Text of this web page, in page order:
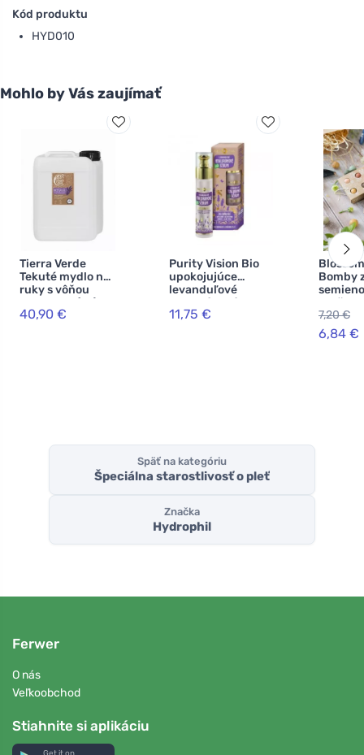
Kód produktu
HYD010
Mohlo by Vás zaujímať
Tierra Verde
Tekuté mydlo na
ruky s vôňou
levandule (5 l)
40,90 €
Purity Vision Bio
upokojujúce
levanduľové
hyalurónové
sérum 50 ml
11,75 €
Bomby
7,20 €
6,84 €
Späť na kategóriu
Špeciálna starostlivosť o pleť
Značka
Hydrophil
Ferwer
O nás
Veľkoobchod
Stiahnite si aplikáciu
Get it on